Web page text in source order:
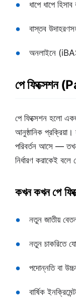
ধাপে ধাপে
বাস্তব
অনলাইনে
পে ফিক্সেশন
পে ফিক্সেশন হলো একজন
আনুষ্ঠানিক
পরিবর্তন আসে —
নির্ধারণ করাকেই বলে
কখন কখন পে
নতুন জাতীয়
নতুন চাকরিতে
পদোন্নতি বা
বার্ষিক